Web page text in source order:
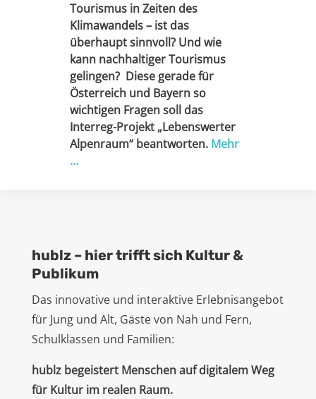
Tourismus in Zeiten des
Klimawandels – ist das
überhaupt sinnvoll? Und wie
kann nachhaltiger Tourismus
gelingen? Diese gerade für
Österreich und Bayern so
wichtigen Fragen soll das
Interreg-Projekt „Lebenswerter
Alpenraum“ beantworten. Mehr
…
hublz – hier trifft sich Kultur &
Publikum
Das innovative und interaktive Erlebnisangebot
für Jung und Alt, Gäste von Nah und Fern,
Schulklassen und Familien:
hublz begeistert Menschen auf digitalem Weg
für Kultur im realen Raum.